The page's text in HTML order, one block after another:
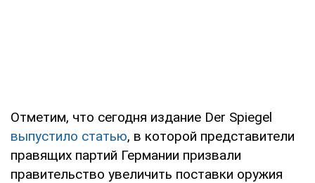
Отметим, что сегодня издание Der Spiegel
выпустило статью, в которой представители
правящих партий Германии призвали
правительство увеличить поставки оружия